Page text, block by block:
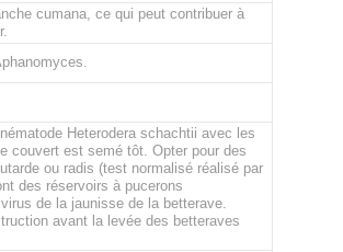
cumana, ce qui peut contribuer à
Heterodera schachtii avec les
couvert est semé tôt. Opter pour des
ou radis (test normalisé réalisé par
des réservoirs à pucerons
de la jaunisse de la betterave.
avant la levée des betteraves